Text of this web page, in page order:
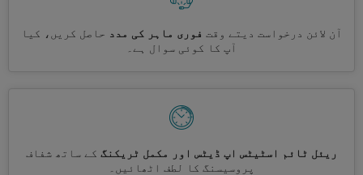
آن لائن درخواست دیتے وقت فوری ماہر کی مدد حاصل کریں، کیا
آپ کا کوئی سوال ہے۔
ریئل ٹائم اسٹیٹس اپ ڈیٹس اور مکمل ٹریکنگ کے ساتھ شفاف
پروسیسنگ کا لطف اٹھائیں۔